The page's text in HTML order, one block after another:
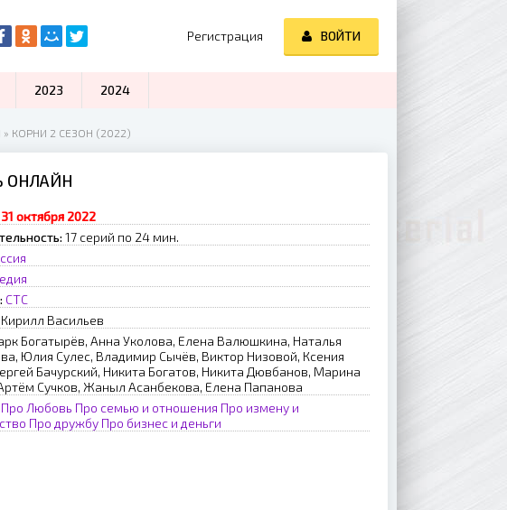
» КОРНИ 2 СЕЗОН (2022)
ОНЛАЙН
31 октября 2022
17 серий по 24 мин.
СТС
Кирилл Васильев
Богатырёв, Анна Уколова, Елена Валюшкина, Наталья
Юлия Сулес, Владимир Сычёв, Виктор Низовой, Ксения
Бачурский, Никита Богатов, Никита Дювбанов, Марина
Сучков, Жаныл Асанбекова, Елена Папанова
Про Любовь Про семью и отношения Про измену и
Про дружбу Про бизнес и деньги
Регистрация ВОЙТИ
2023 2024